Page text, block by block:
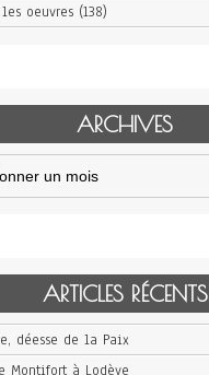
oeuvres (138)
ARCHIVES
ARTICLES RÉCENTS
déesse de la Paix
Montifort à Lodève